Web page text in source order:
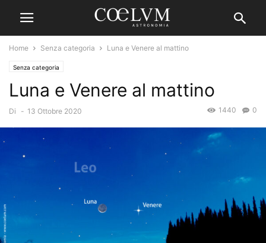
Home Senza categoria Luna e Venere al mattino
Senza categoria
Luna e Venere al mattino
Di - 13 Ottobre 2020 0
1440